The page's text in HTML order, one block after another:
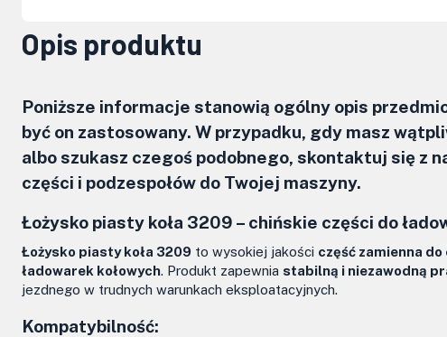
Opis produktu
Poniższe informacje stanowią ogólny opis
być on zastosowany. W przypadku, gdy masz
albo szukasz czegoś podobnego, skontaktuj się z
części i podzespołów do Twojej maszyny.
Łożysko piasty koła 3209 – chińskie części do
Łożysko piasty koła 3209 to wysokiej jakości część zamienna
ładowarek kołowych. Produkt zapewnia stabilną i niezawodną
jezdnego w trudnych warunkach eksploatacyjnych.
Kompatybilność: